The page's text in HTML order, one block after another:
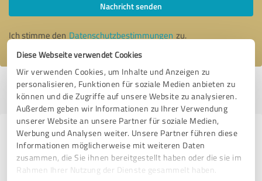
Diese Webseite verwendet Cookies
Wir verwenden Cookies, um Inhalte und Anzeigen zu
personalisieren, Funktionen für soziale Medien anbieten zu
können und die Zugriffe auf unsere Website zu analysieren.
Außerdem geben wir Informationen zu Ihrer Verwendung
unserer Website an unsere Partner für soziale Medien,
Werbung und Analysen weiter. Unsere Partner führen diese
Informationen möglicherweise mit weiteren Daten
zusammen, die Sie ihnen bereitgestellt haben oder die sie im
Rahmen Ihrer Nutzung der Dienste gesammelt haben.
Nachricht senden
Ich stimme den Datenschutzbestimmungen zu.
Profil aktiv seit 25.01.2019 |Letzte Aktualisierung: 23.03.2025|Profil
melden
Erfahrungen zu weiteren
Anbietern aus dem Bereich
Dienstleistungen